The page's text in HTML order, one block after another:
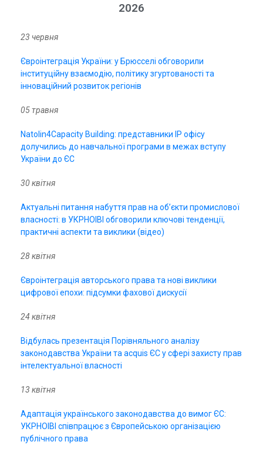
2026
23 червня
Євроінтеграція України: у Брюсселі обговорили
інституційну взаємодію, політику згуртованості та
інноваційний розвиток регіонів
05 травня
Natolin4Capacity Building: представники IP офісу
долучились до навчальної програми в межах вступу
України до ЄС
30 квітня
Актуальні питання набуття прав на об’єкти промислової
власності: в УКРНОІВІ обговорили ключові тенденції,
практичні аспекти та виклики (відео)
28 квітня
Євроінтеграція авторського права та нові виклики
цифрової епохи: підсумки фахової дискусії
24 квітня
Відбулась презентація Порівняльного аналізу
законодавства України та acquis ЄС у сфері захисту прав
інтелектуальної власності
13 квітня
Адаптація українського законодавства до вимог ЄС:
УКРНОІВІ співпрацює з Європейською організацією
публічного права